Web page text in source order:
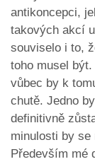
antikoncepci,
takových akcí
souviselo i to,
toho musel
vůbec by k
chutě. Jedno
definitivně
minulosti by
Především mé